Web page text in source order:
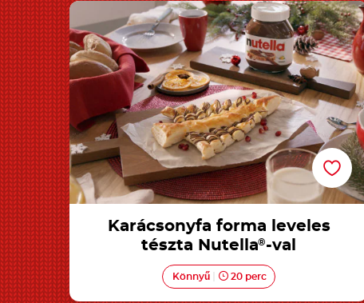
Karácsonyfa forma leveles tészta Nutella®-val
Karácsonyfa forma leveles
tészta Nutella®-val
Könnyű 20 perc